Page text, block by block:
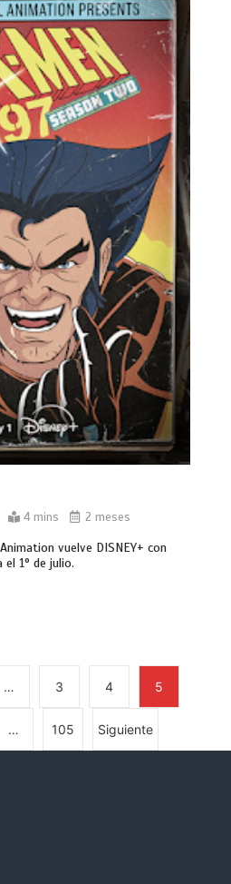
4 mins 2 meses
vuelve DISNEY+ con
1° de julio.
… 3 4 5
… 105 Siguiente